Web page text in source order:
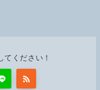
てください！